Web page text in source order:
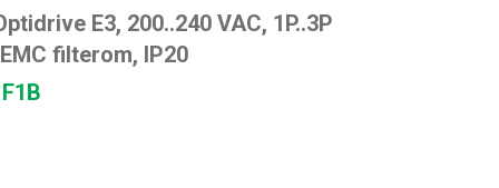
E3, 200..240 VAC, 1P..3P
filterom, IP20